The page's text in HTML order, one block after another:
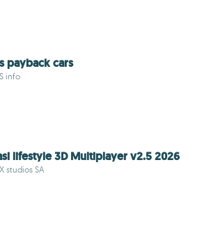
payback cars
info
lifestyle 3D Multiplayer v2.5 2026
studios SA